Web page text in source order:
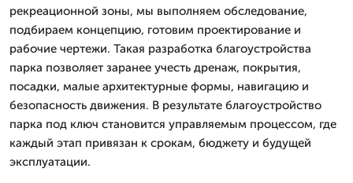
рекреационной зоны, мы выполняем обследование,
подбираем концепцию, готовим проектирование и
рабочие чертежи. Такая разработка благоустройства
парка позволяет заранее учесть дренаж, покрытия,
посадки, малые архитектурные формы, навигацию и
безопасность движения. В результате благоустройство
парка под ключ становится управляемым процессом, где
каждый этап привязан к срокам, бюджету и будущей
эксплуатации.